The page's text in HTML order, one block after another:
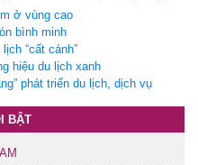
ở vùng cao
bình minh
“cất cánh”
hiệu du lịch xanh
phát triển du lịch, dịch vụ
BẬT